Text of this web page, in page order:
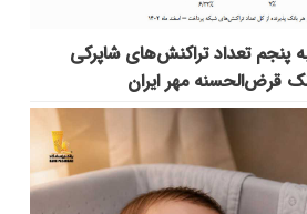
پنجم تعداد تراکنش‌های شاپرکی
قرض‌الحسنه مهر ایران